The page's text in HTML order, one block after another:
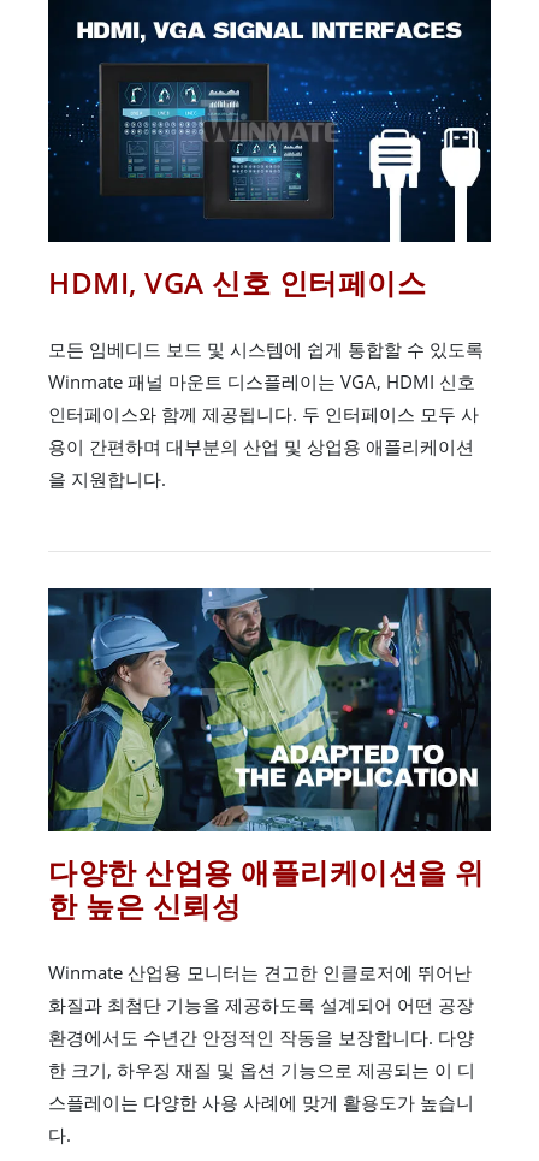
HDMI, VGA 신호 인터페이스
모든 임베디드 보드 및 시스템에 쉽게 통합할 수 있도록
Winmate 패널 마운트 디스플레이는 VGA, HDMI 신호
인터페이스와 함께 제공됩니다. 두 인터페이스 모두 사
용이 간편하며 대부분의 산업 및 상업용 애플리케이션
을 지원합니다.
다양한 산업용 애플리케이션을 위
한 높은 신뢰성
Winmate 산업용 모니터는 견고한 인클로저에 뛰어난
화질과 최첨단 기능을 제공하도록 설계되어 어떤 공장
환경에서도 수년간 안정적인 작동을 보장합니다. 다양
한 크기, 하우징 재질 및 옵션 기능으로 제공되는 이 디
스플레이는 다양한 사용 사례에 맞게 활용도가 높습니
다.